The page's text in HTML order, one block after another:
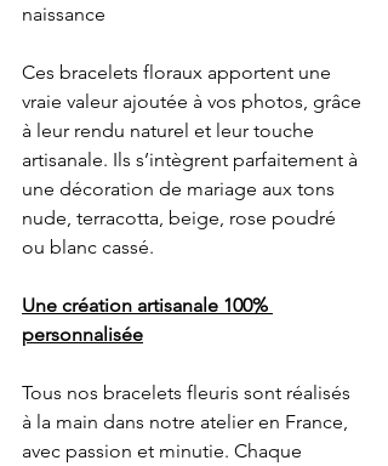
naissance
Ces bracelets floraux apportent une
vraie valeur ajoutée à vos photos, grâce
à leur rendu naturel et leur touche
artisanale. Ils s’intègrent parfaitement à
une décoration de mariage aux tons
nude, terracotta, beige, rose poudré
ou blanc cassé.
Une création artisanale 100%
personnalisée
Tous nos bracelets fleuris sont réalisés
à la main dans notre atelier en France,
avec passion et minutie. Chaque